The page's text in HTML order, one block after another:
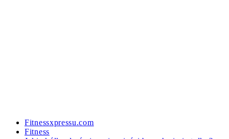
Fitnessxpressu.com
Fitness